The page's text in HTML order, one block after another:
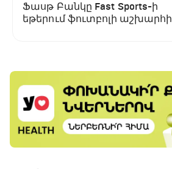
Ֆասթ Բանկը Fast Sports-ի
եթերում ֆուտբոլի աշխարհի